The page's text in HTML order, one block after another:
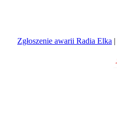
Zgłoszenie awarii Radia Elka |